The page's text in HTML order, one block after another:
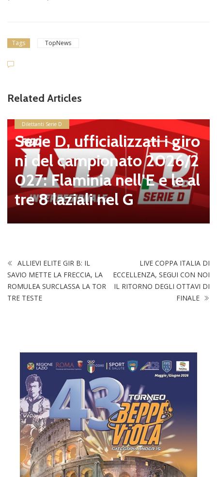
Tags TopNews
Related Articles
news in primo piano
Ostiamare, Alberto De Ro
ssi è il nuovo Presidente d
el club
ALLIEVI ELITE GIR B: IL
SAVIO METTE LA FRECCIA, LA
LIVE COPPA ITALIA DI
ECCELLENZA, SEGUI CON NOI